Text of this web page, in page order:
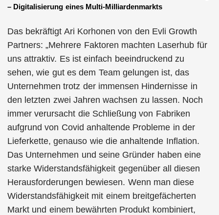
– Digitalisierung eines Multi-Milliardenmarkts
Das bekräftigt Ari Korhonen von den Evli Growth
Partners: „Mehrere Faktoren machten Laserhub für
uns attraktiv. Es ist einfach beeindruckend zu
sehen, wie gut es dem Team gelungen ist, das
Unternehmen trotz der immensen Hindernisse in
den letzten zwei Jahren wachsen zu lassen. Noch
immer verursacht die Schließung von Fabriken
aufgrund von Covid anhaltende Probleme in der
Lieferkette, genauso wie die anhaltende Inflation.
Das Unternehmen und seine Gründer haben eine
starke Widerstandsfähigkeit gegenüber all diesen
Herausforderungen bewiesen. Wenn man diese
Widerstandsfähigkeit mit einem breitgefächerten
Markt und einem bewährten Produkt kombiniert,